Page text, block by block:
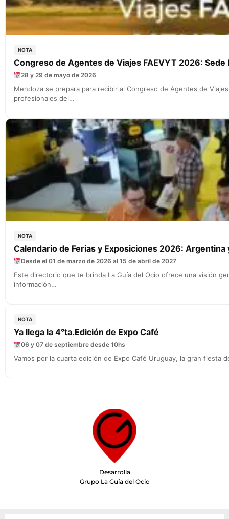
NOTA
Congreso de Agentes de Viajes FAEVYT 2026: Sede
28 y 29 de mayo de 2026
Mendoza se prepara para recibir al Congreso de Agentes de
profesionales del…
NOTA
Calendario de Ferias y Exposiciones 2026: Argentina
Desde el 01 de marzo de 2026 al 15 de abril de 2027
Este directorio que te brinda La Guía del Ocio ofrece una visión
información…
NOTA
Ya llega la 4°ta.Edición de Expo Café
06 y 07 de septiembre desde 10hs
Vamos por la cuarta edición de Expo Café Uruguay, la gran
Desarrolla
Grupo La Guía del Ocio